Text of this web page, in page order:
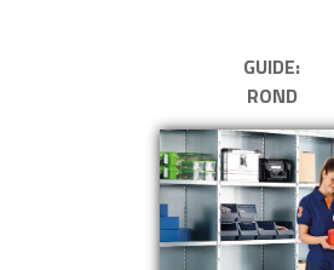
GUIDE:
ROND